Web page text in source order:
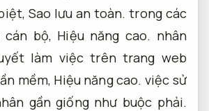
Sao lưu an toàn. trong các
bộ, Hiệu năng cao. nhân
làm việc trên trang web
mềm, Hiệu năng cao. việc sử
gần giống như buộc phải.